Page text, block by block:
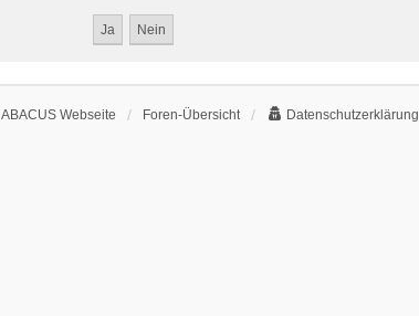
ABACUS Webseite Foren-Übersicht Datenschutzerklärung